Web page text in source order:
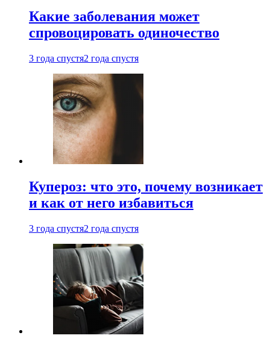
Какие заболевания может
спровоцировать одиночество
3 года спустя2 года спустя
Купероз: что это, почему возникает
и как от него избавиться
3 года спустя2 года спустя